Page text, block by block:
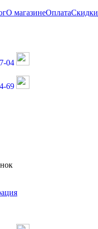
О магазинеОплатаСкидки
04
69